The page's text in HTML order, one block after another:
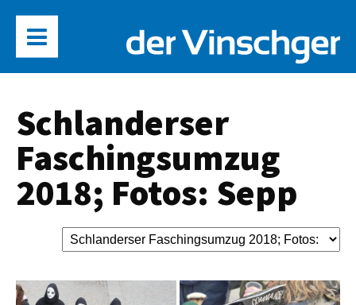
Schlanderser
Faschingsumzug
2018; Fotos: Sepp